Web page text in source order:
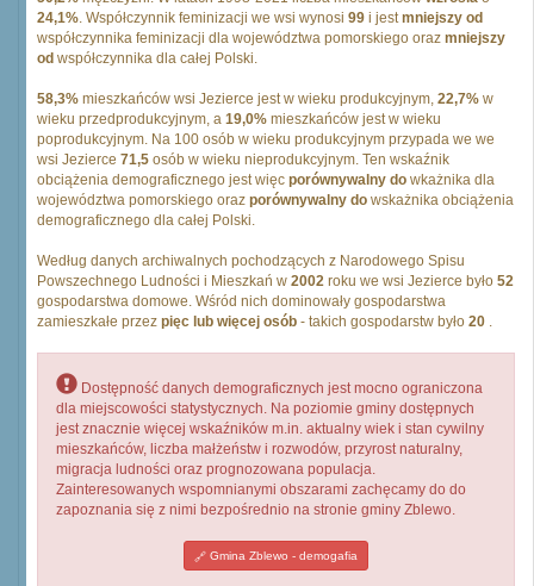
24,1%. Współczynnik feminizacji we wsi wynosi 99 i jestmniejszy od
współczynnika feminizacji dla województwa pomorskiego oraz mniejszy
od współczynnika dla całej Polski.
58,3% mieszkańców wsi Jezierce jest w wieku produkcyjnym, 22,7% w
wieku przedprodukcyjnym, a 19,0% mieszkańców jest w wieku
poprodukcyjnym. Na 100 osób w wieku produkcyjnym przypada we we
wsi Jezierce 71,5 osób w wieku nieprodukcyjnym. Ten wskaźnik
obciążenia demograficznego jest więc porównywalny do wkażnika dla
województwa pomorskiego oraz porównywalny do wskażnika obciążenia
demograficznego dla całej Polski.
Według danych archiwalnych pochodzących z Narodowego Spisu
Powszechnego Ludności i Mieszkań w 2002 roku we wsi Jezierce było 52
gospodarstwa domowe. Wśród nich dominowały gospodarstwa
zamieszkałe przez pięc lub więcej osób - takich gospodarstw było 20 .
Dostępność danych demograficznych jest mocno ograniczona
dla miejscowości statystycznych. Na poziomie gminy dostępnych
jest znacznie więcej wskaźników m.in. aktualny wiek i stan cywilny
mieszkańców, liczba małżeństw i rozwodów, przyrost naturalny,
migracja ludności oraz prognozowana populacja.
Zainteresowanych wspomnianymi obszarami zachęcamy do do
zapoznania się z nimi bezpośrednio na stronie gminy Zblewo.
Gmina Zblewo - demogafia